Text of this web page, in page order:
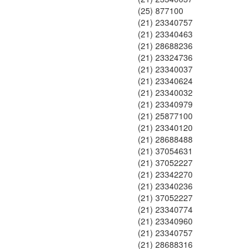
(25) 877100
(21) 23340757
(21) 23340463
(21) 28688236
(21) 23324736
(21) 23340037
(21) 23340624
(21) 23340032
(21) 23340979
(21) 25877100
(21) 23340120
(21) 28688488
(21) 37054631
(21) 37052227
(21) 23342270
(21) 23340236
(21) 37052227
(21) 23340774
(21) 23340960
(21) 23340757
(21) 28688316